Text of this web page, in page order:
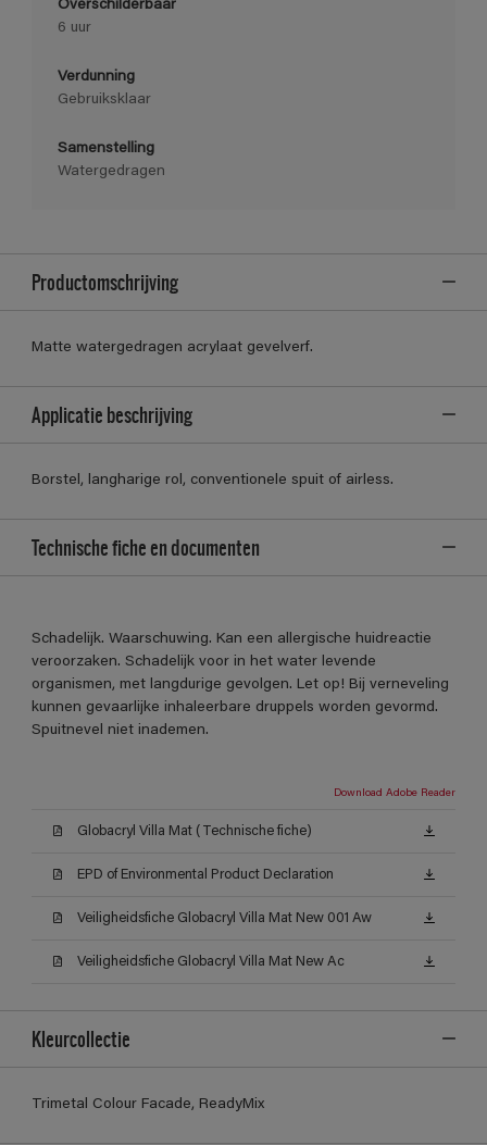
Overschilderbaar
6 uur
Verdunning
Gebruiksklaar
Samenstelling
Watergedragen
Productomschrijving
Matte watergedragen acrylaat gevelverf.
Applicatie beschrijving
Borstel, langharige rol, conventionele spuit of airless.
Technische fiche en documenten
Schadelijk. Waarschuwing. Kan een allergische huidreactie
veroorzaken. Schadelijk voor in het water levende
organismen, met langdurige gevolgen. Let op! Bij verneveling
kunnen gevaarlijke inhaleerbare druppels worden gevormd.
Spuitnevel niet inademen.
Download Adobe Reader
Globacryl Villa Mat (Technische fiche)
EPD of Environmental Product Declaration
Veiligheidsfiche Globacryl Villa Mat New 001 Aw
Veiligheidsfiche Globacryl Villa Mat New Ac
Kleurcollectie
Trimetal Colour Facade, ReadyMix